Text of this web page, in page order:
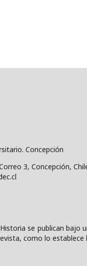
Concepción
3, Concepción,
se publican bajo
como lo establece